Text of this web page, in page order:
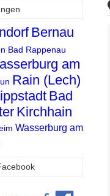
Bernau
Bad Rappenau
am
Rain (Lech)
Bad
Kirchhain
Wasserburg am